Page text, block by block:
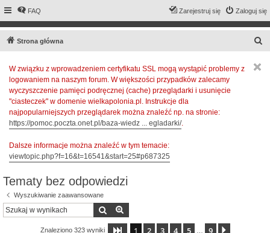
FAQ Zaloguj się
Zarejestruj się
Strona główna
W związku z wprowadzeniem certyfikatu SSL mogą wystąpić problemy z
logowaniem na naszym forum. W większości przypadków zalecamy
wyczyszczenie pamięci podręcznej (cache) przeglądarki i usunięcie
"ciasteczek" w domenie wielkapolonia.pl. Instrukcje dla
najpopularniejszych przeglądarek można znaleźć np. na stronie:
https://pomoc.poczta.onet.pl/baza-wiedz ... egladarki/.
Dalsze informacje można znaleźć w tym temacie:
viewtopic.php?f=16&t=16541&start=25#p687325
Tematy bez odpowiedzi
Wyszukiwanie zaawansowane
Szukaj
Znaleziono 323 wyniki 1 2 3 4 5 9